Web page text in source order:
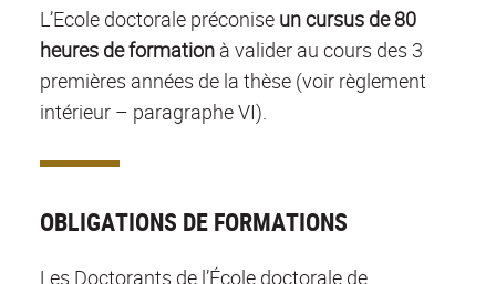
L’Ecole doctorale préconise un cursus de 80
heures de formation à valider au cours des 3
premières années de la thèse (voir règlement
intérieur – paragraphe VI).
OBLIGATIONS DE FORMATIONS
Les Doctorants de l’École doctorale de